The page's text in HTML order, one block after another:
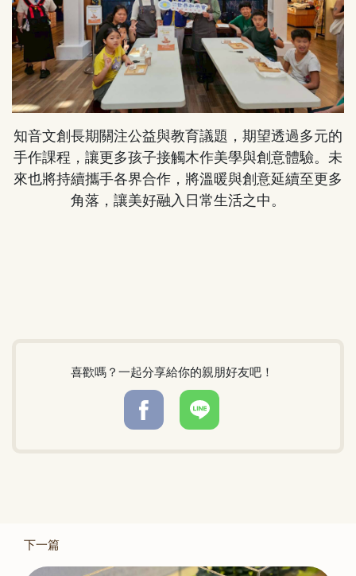
知音文創長期關注公益與教育議題，期望透過多元的
手作課程，讓更多孩子接觸木作美學與創意體驗。未
來也將持續攜手各界合作，將溫暖與創意延續至更多
角落，讓美好融入日常生活之中。
喜歡嗎？一起分享給你的親朋好友吧！
下一篇